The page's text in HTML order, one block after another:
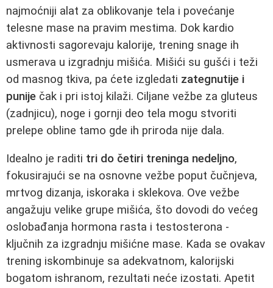
najmoćniji alat za oblikovanje tela i povećanje
telesne mase na pravim mestima. Dok kardio
aktivnosti sagorevaju kalorije, trening snage ih
usmerava u izgradnju mišića. Mišići su gušći i teži
od masnog tkiva, pa ćete izgledati zategnutije i
punije čak i pri istoj kilaži. Ciljane vežbe za gluteus
(zadnjicu), noge i gornji deo tela mogu stvoriti
prelepe obline tamo gde ih priroda nije dala.
Idealno je raditi tri do četiri treninga nedeljno,
fokusirajući se na osnovne vežbe poput čučnjeva,
mrtvog dizanja, iskoraka i sklekova. Ove vežbe
angažuju velike grupe mišića, što dovodi do većeg
oslobađanja hormona rasta i testosterona -
ključnih za izgradnju mišićne mase. Kada se ovakav
trening iskombinuje sa adekvatnom, kalorijski
bogatom ishranom, rezultati neće izostati. Apetit